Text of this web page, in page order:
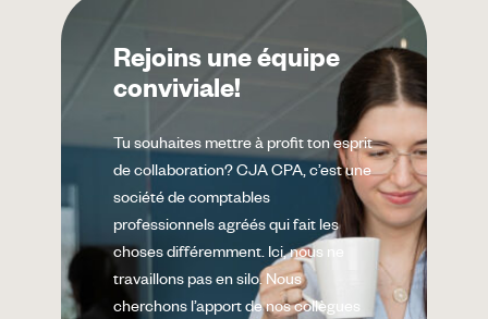
Rejoins une équipe
conviviale!
Tu souhaites mettre à profit ton esprit
de collaboration? CJA CPA, c’est une
société de comptables
professionnels agréés qui fait les
choses différemment. Ici, nous ne
travaillons pas en silo. Nous
cherchons l’apport de nos collègues